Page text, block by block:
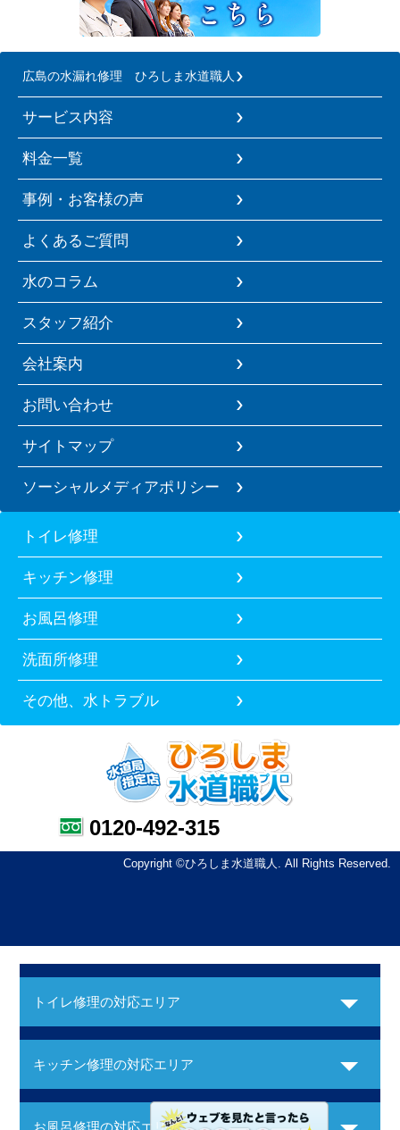
広島の水漏れ修理 ひろしま水道職人
サービス内容
料金一覧
事例・お客様の声
よくあるご質問
水のコラム
スタッフ紹介
会社案内
お問い合わせ
サイトマップ
ソーシャルメディアポリシー
トイレ修理
キッチン修理
お風呂修理
洗面所修理
その他、水トラブル
0120-492-315
Copyright ©ひろしま水道職人. All Rights Reserved.
トイレ修理の対応エリア
キッチン修理の対応エリア